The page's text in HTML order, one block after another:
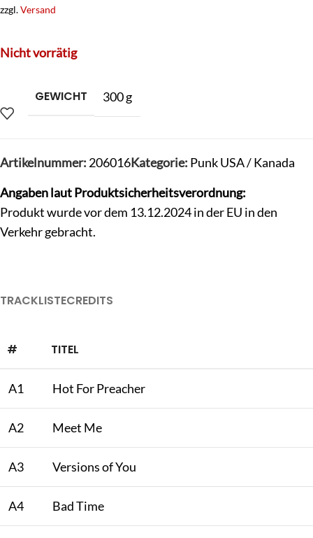
zzgl.Versand
Nicht vorrätig
GEWICHT 300 g
Artikelnummer: 206016Kategorie: Punk USA / Kanada
Angaben laut Produktsicherheitsverordnung:
Produkt wurde vor dem 13.12.2024 in der EU in den
Verkehr gebracht.
TRACKLISTECREDITS
# TITEL
A1 Hot For Preacher
A2 Meet Me
A3 Versions of You
A4 Bad Time